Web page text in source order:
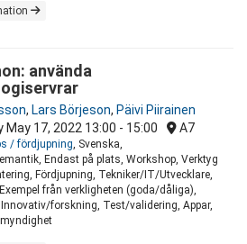
använda
, Lars Börjeson, Päivi Piirainen
May 17, 2022 13:00 - 15:00 A7
/ fördjupning , Svenska,
Endast på plats, Workshop, Verktyg
Fördjupning, Tekniker/IT/Utvecklare,
från verkligheten (goda/dåliga),
forskning, Test/validering, Appar,